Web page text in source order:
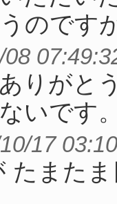
のです
りがと
いです
17
たまた